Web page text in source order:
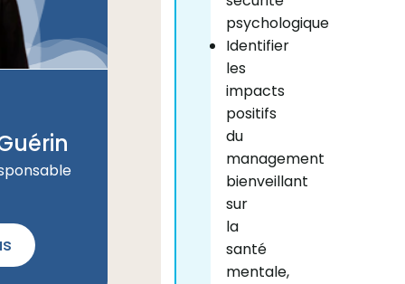
psychologique
Identifier
les
impacts
positifs
du
management
bienveillant
sur
la
santé
mentale,